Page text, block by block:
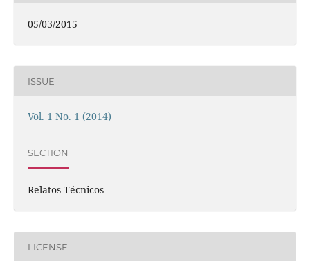
05/03/2015
ISSUE
Vol. 1 No. 1 (2014)
SECTION
Relatos Técnicos
LICENSE